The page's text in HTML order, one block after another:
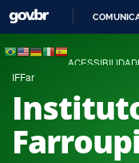
IFFar